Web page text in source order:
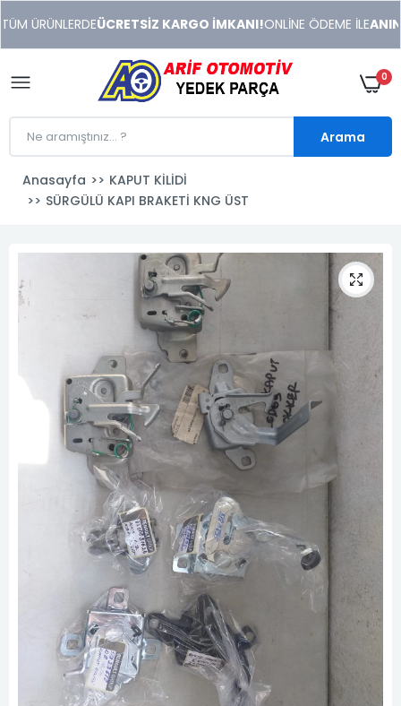
xonusu
veren
sitolar
ÜRÜNLERDEÜCRETSİZ KARGO İMKANI!ONLİNE ÖDEME İLE
0
Arama
Anasayfa
KAPUT KİLİDİ
SÜRGÜLÜ KAPI BRAKETİ KNG ÜST